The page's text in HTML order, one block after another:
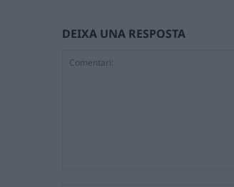
DEIXA UNA RESPOSTA